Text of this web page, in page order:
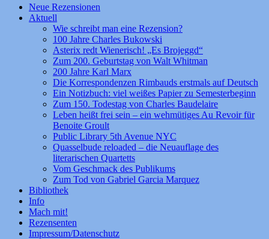
Zum
Inhalt
Neue Rezensionen
Aktuell
Wie schreibt man eine Rezension?
100 Jahre Charles Bukowski
Asterix redt Wienerisch! „Es Brojeggd“
Zum 200. Geburtstag von Walt Whitman
200 Jahre Karl Marx
Die Korrespondenzen Rimbauds erstmals auf Deutsch
Ein Notizbuch: viel weißes Papier zu Semesterbeginn
Zum 150. Todestag von Charles Baudelaire
Leben heißt frei sein – ein wehmütiges Au Revoir für
Benoite Groult
Public Library 5th Avenue NYC
Quasselbude reloaded – die Neuauflage des
literarischen Quartetts
Vom Geschmack des Publikums
Zum Tod von Gabriel Garcia Marquez
Bibliothek
Info
Mach mit!
Rezensenten
Impressum/Datenschutz